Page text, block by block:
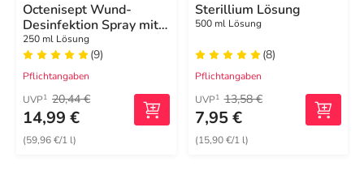
Octenisept Wund-
Desinfektion Spray mit
Sprühpumpe
250 ml Lösung
(9)
Pflichtangaben
UVP1 20,44 €
14,99 €
(59,96 €/1 l)
Sterillium Lösung
500 ml Lösung
(8)
Pflichtangaben
UVP1 13,58 €
7,95 €
(15,90 €/1 l)